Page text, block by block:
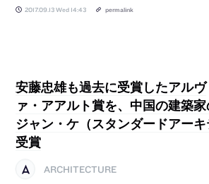
2017.09.13 Wed 14:43 permalink
安藤忠雄も過去に受賞したアルヴ
ァ・アアルト賞を、中国の建築
ジャン・ケ（スタンダードアー
受賞
ARCHITECTURE